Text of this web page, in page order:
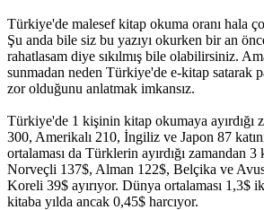
Türkiye'de malesef kitap okuma oranı hala
Şu anda bile siz bu yazıyı okurken bir an
rahatlasam diye sıkılmış bile olabilirsiniz.
sunmadan neden Türkiye'de e-kitap satarak
zor olduğunu anlatmak imkansız.
Türkiye'de 1 kişinin kitap okumaya ayırdığı
300, Amerikalı 210, İngiliz ve Japon 87
ortalaması da Türklerin ayırdığı zamandan
Norveçli 137$, Alman 122$, Belçika ve
Koreli 39$ ayırıyor. Dünya ortalaması 1,3$
kitaba yılda ancak 0,45$ harcıyor.